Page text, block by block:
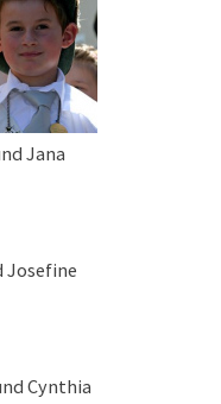
Jana
Josefine
Cynthia